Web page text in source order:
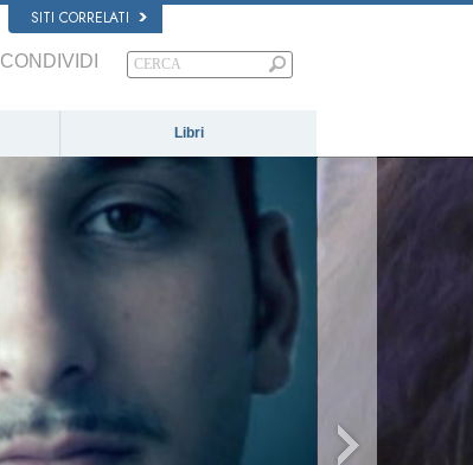
SITI CORRELATI
CONDIVIDI
Libri